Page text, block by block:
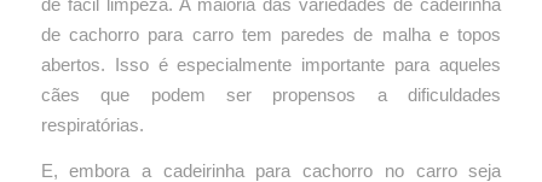
de fácil limpeza. A maioria das variedades de cadeirinha
de cachorro para carro tem paredes de malha e topos
abertos. Isso é especialmente importante para aqueles
cães que podem ser propensos a dificuldades
respiratórias.
E, embora a cadeirinha para cachorro no carro seja